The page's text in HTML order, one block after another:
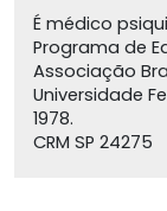
É médico
Programa de
Associação
Universidade
1978.
CRM SP 24275